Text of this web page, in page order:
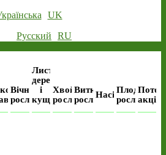
UK
Русский
RU
Вічнозелені
рослини
Листяні
дерева
і
кущі
Хвойні
рослини
Виткі
рослиниНасінняПлодові
рослини
акція